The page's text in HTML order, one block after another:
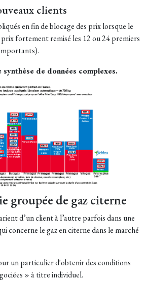
clients
en fin de blocage des prix lorsque le
fortement remisé les 12 ou 24 premiers
de données complexes.
groupée de gaz citerne
d’un client à l’autre parfois dans une
concerne le gaz en citerne dans le marché
un particulier d'obtenir des conditions
» à titre individuel.